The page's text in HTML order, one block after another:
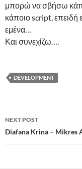
μπορώ να σβήσω
κάποιο script, επειδή
εμένα…
Και συνεχίζω….
DEVELOPMENT
Post
navigation
NEXT POST
Diafana Krina – Mikres